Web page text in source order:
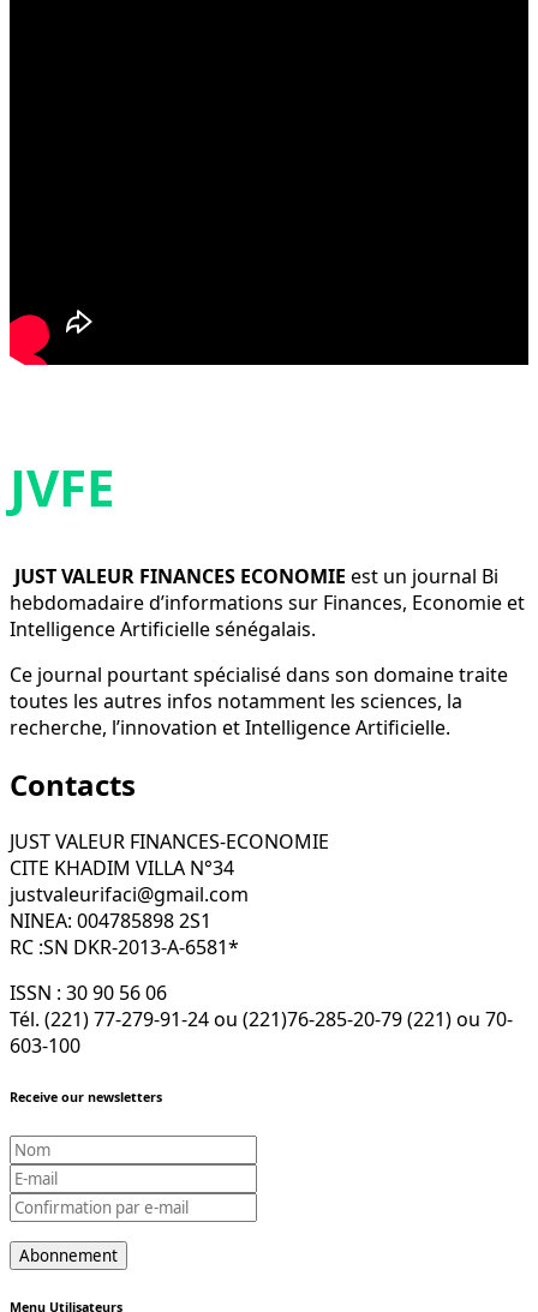
JVFE
JUST VALEUR FINANCES ECONOMIE est un journal Bi
hebdomadaire d’informations sur Finances, Economie et
Intelligence Artificielle sénégalais.
Ce journal pourtant spécialisé dans son domaine traite
toutes les autres infos notamment les sciences, la
recherche, l’innovation et Intelligence Artificielle.
Contacts
JUST VALEUR FINANCES-ECONOMIE
CITE KHADIM VILLA N°34
justvaleurifaci@gmail.com
NINEA: 004785898 2S1
RC :SN DKR-2013-A-6581*
ISSN : 30 90 56 06
Tél. (221) 77-279-91-24 ou (221)76-285-20-79 (221) ou 70-
603-100
Receive our newsletters
Menu Utilisateurs